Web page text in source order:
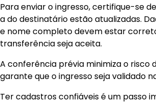
Para enviar o ingresso, certifique-se
a do destinatário estão atualizadas.
e nome completo devem estar
transferência seja aceita.
A conferência prévia minimiza o risco
garante que o ingresso seja validado
Ter cadastros confiáveis é um passo